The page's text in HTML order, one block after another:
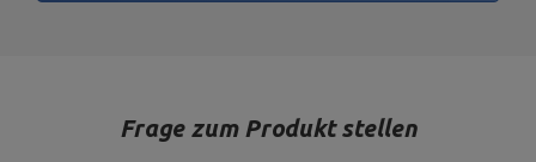
Frage zum Produkt stellen